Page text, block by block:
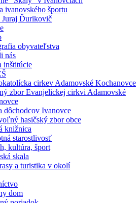
ivanovského športu
Juraj Ďurikovič
obyvateľstva
nás
inštitúcie
cirkev Adamovské Kochanovce
zbor Evanjelickej cirkvi Adamovské
dôchodcov Ivanovce
hasičský zbor obce
knižnica
starostlivosť
kultúra, šport
skala
a turistika v okolí
dom